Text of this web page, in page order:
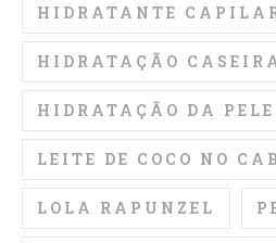
HIDRATANTE
HIDRATAÇÃO
HIDRATAÇÃO DA PELE
LEITE DE COCO NO
LOLA RAPUNZEL